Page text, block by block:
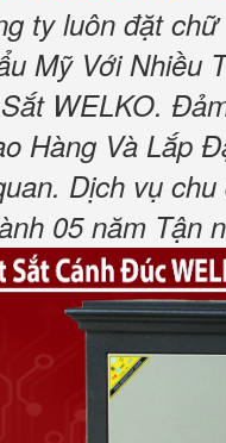
ty luôn đặt
Mỹ Với Nhiều
WELKO.
Hàng Và Lắp
Dịch vụ
05 năm Tận